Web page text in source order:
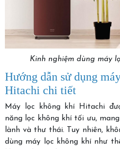
Kinh nghiệm dùng máy
Hướng dẫn sử dụng
Hitachi chi tiết
Máy lọc không khí Hitachi
năng lọc không khí tối ưu,
lành và thư thái. Tuy nhiên,
dùng máy lọc không khí như